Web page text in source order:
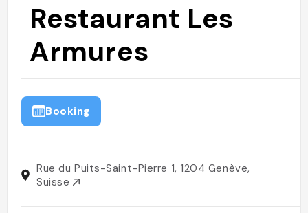
Restaurant Les
Armures
Booking
Rue du Puits-Saint-Pierre 1, 1204 Genève,
Suisse